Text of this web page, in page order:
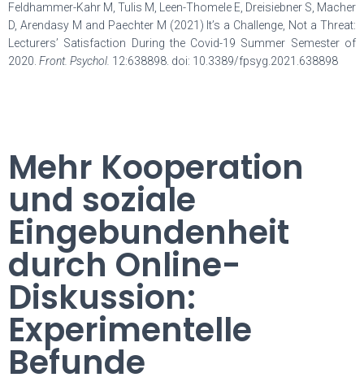
Feldhammer-Kahr M, Tulis M, Leen-Thomele E, Dreisiebner S, Macher
D, Arendasy M and Paechter M (2021) It’s a Challenge, Not a Threat:
Lecturers’ Satisfaction During the Covid-19 Summer Semester of
2020. Front. Psychol. 12:638898. doi: 10.3389/fpsyg.2021.638898
Mehr Kooperation
und soziale
Eingebundenheit
durch Online-
Diskussion:
Experimentelle
Befunde